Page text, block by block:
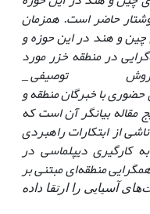
حاضر است. همزمان
و هند در این حوزه و
در منطقه خزر مورد
از روش توصیفی _
حضوری با خبرگان منطقه و
مقاله بیانگر آن است که
از ابتکارات راهبردی
کارگیری دیپلماسی در
منطقه‌ای مبتنی بر
آسیایی را ارتقا داده